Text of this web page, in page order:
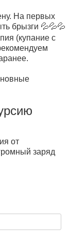
На первых
брызги 💦💦💦
(купание с
от
заряд